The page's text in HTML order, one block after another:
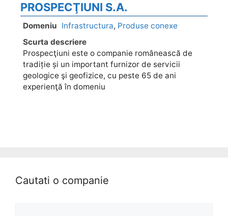
PROSPECŢIUNI S.A.
Domeniu Infrastructura, Produse conexe
Scurta descriere
Prospecţiuni este o companie românească de
tradiție și un important furnizor de servicii
geologice şi geofizice, cu peste 65 de ani
experienţă în domeniu
Cautati o companie